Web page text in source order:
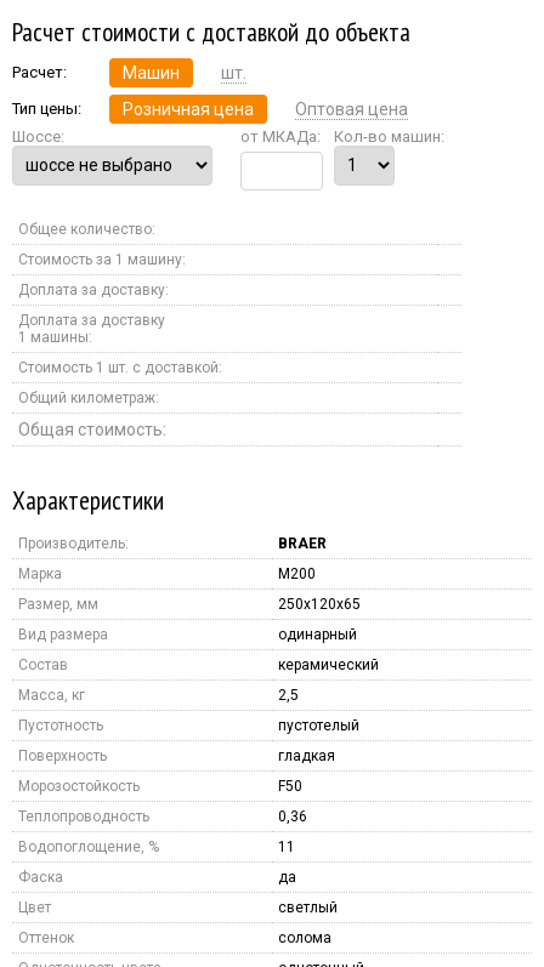
Расчет стоимости с доставкой до объекта
Расчет: Машин шт.
Тип цены: Розничная цена Оптовая цена
Шоссе: от МКАДа: Кол-во машин:
Общее количество:
Стоимость за 1 машину:
Доплата за доставку:
Доплата за доставку
1 машины:
Стоимость 1 шт. с доставкой:
Общий километраж:
Общая стоимость:
Характеристики
Производитель:
BRAER
Марка
M200
Размер, мм
250x120x65
Вид размера
одинарный
Состав
керамический
Масса, кг
2,5
Пустотность
пустотелый
Поверхность
гладкая
Морозостойкость
F50
Теплопроводность
0,36
Водопоглощение, %
11
Фаска
да
Цвет
светлый
Оттенок
солома